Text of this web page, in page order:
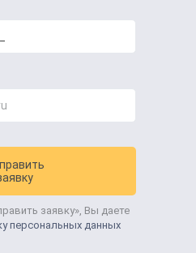
заявку», Вы даете
персональных данных